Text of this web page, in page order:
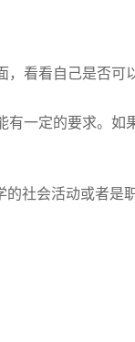
看看自己是否可
一定的要求。如
会活动或者是